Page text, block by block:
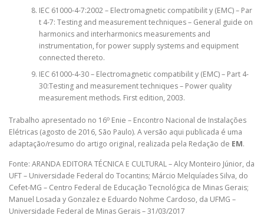
IEC 61000-4-7:2002 – Electromagnetic compatibilit y (EMC) – Par
t 4-7: Testing and measurement techniques – General guide on
harmonics and interharmonics measurements and
instrumentation, for power supply systems and equipment
connected thereto.
IEC 61000-4-30 – Electromagnetic compatibilit y (EMC) – Part 4-
30:Testing and measurement techniques – Power quality
measurement methods. First edition, 2003.
Trabalho apresentado no 16o Enie – Encontro Nacional de Instalações
Elétricas (agosto de 2016, São Paulo). A versão aqui publicada é uma
adaptação/resumo do artigo original, realizada pela Redação de EM.
Fonte: ARANDA EDITORA TÉCNICA E CULTURAL – Alcy Monteiro Júnior, da
UFT – Universidade Federal do Tocantins; Márcio Melquíades Silva, do
Cefet-MG – Centro Federal de Educação Tecnológica de Minas Gerais;
Manuel Losada y Gonzalez e Eduardo Nohme Cardoso, da UFMG –
Universidade Federal de Minas Gerais – 31/03/2017